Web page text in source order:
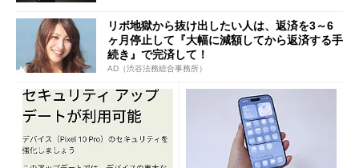
リボ地獄から抜け出したい人は、返済を3～6
ヶ月停止して『大幅に減額してから返済する手
続き』で完済して！
AD（渋谷法務総合事務所）